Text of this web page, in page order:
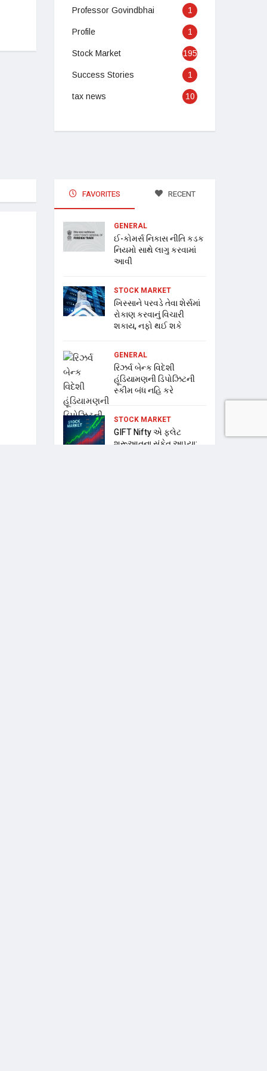
Professor Govindbhai 1
Profile 1
Stock Market 195
Success Stories 1
tax news 10
FAVORITES RECENT
GENERAL
ઈ-કોમર્સ નિકાસ નીતિ કડક
નિયમો સાથે લાગુ કરવામાં
આવી
STOCK MARKET
ખિસ્સાને પરવડે તેવા શેર્સમાં
રોકાણ કરવાનું વિચારી
શકાય, નફો થઈ શકે
GENERAL
રિઝર્વ બેન્ક વિદેશી
હૂંડિયામણની ડિપોઝિટની
સ્કીમ બંધ નહિ કરે
STOCK MARKET
GIFT Nifty એ ફ્લેટ
શરૂઆતના સંકેત આપ્યા;